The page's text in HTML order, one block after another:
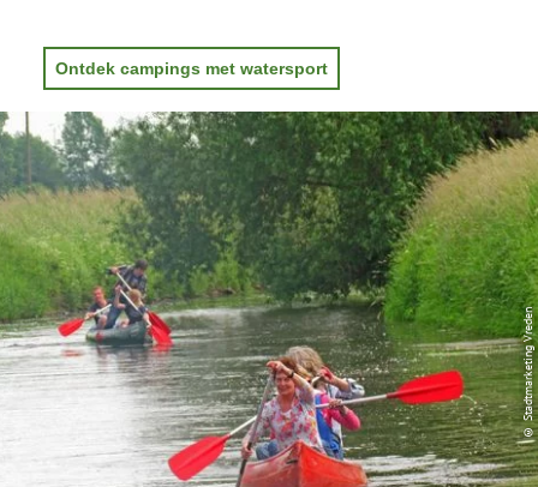
Ontdek campings met watersport
© Stadtmarketing Vreden